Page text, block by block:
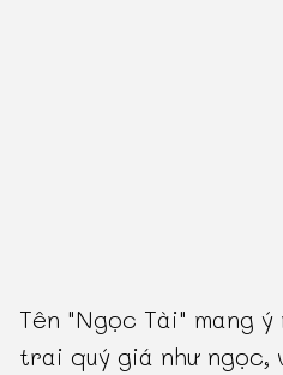
Tên "Ngọc Tài" mang
trai quý giá như ngọc,